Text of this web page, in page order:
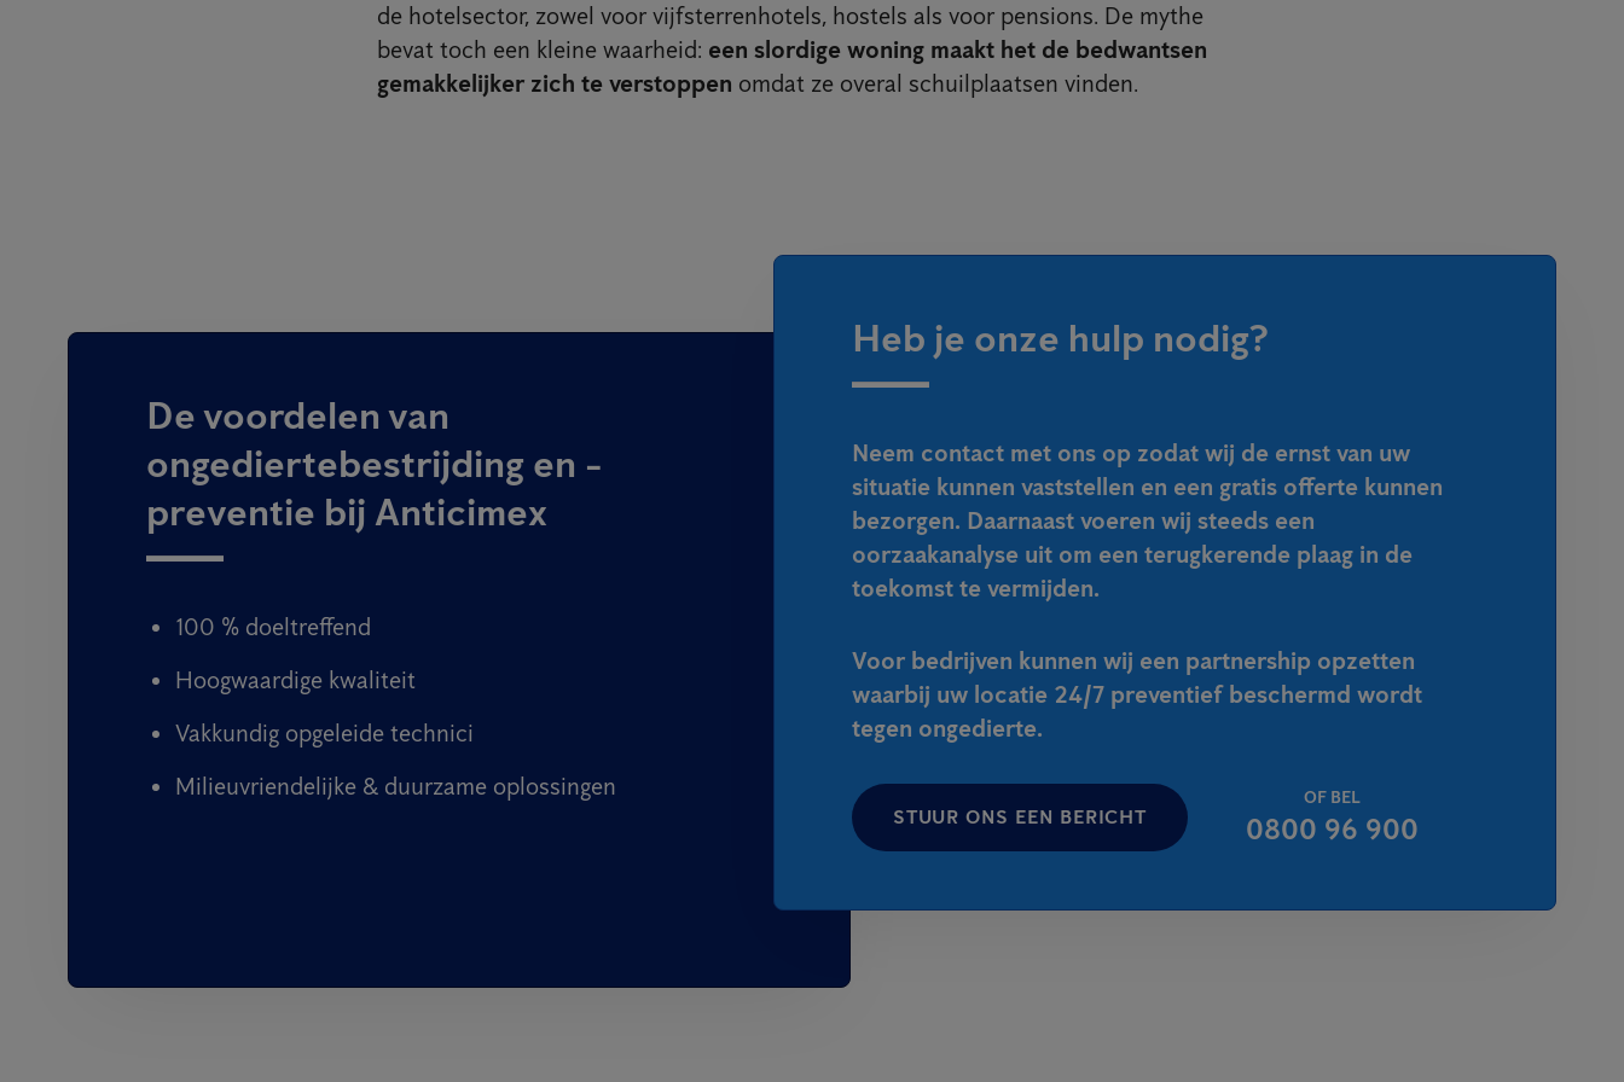
de hotelsector, zowel voor vijfsterrenhotels, hostels als voor pensions. De mythe
bevat toch een kleine waarheid: een slordige woning maakt het de bedwantsen
gemakkelijker zich te verstoppen omdat ze overal schuilplaatsen vinden.
De voordelen van
ongediertebestrijding en -
preventie bij Anticimex
100 % doeltreffend
Hoogwaardige kwaliteit
Vakkundig opgeleide technici
Milieuvriendelijke & duurzame oplossingen
Heb je onze hulp nodig?
Neem contact met ons op zodat wij de ernst van uw
situatie kunnen vaststellen en een gratis offerte kunnen
bezorgen. Daarnaast voeren wij steeds een
oorzaakanalyse uit om een terugkerende plaag in de
toekomst te vermijden.
Voor bedrijven kunnen wij een partnership opzetten
waarbij uw locatie 24/7 preventief beschermd wordt
tegen ongedierte.
STUUR ONS EEN BERICHT
OF BEL
0800 96 900